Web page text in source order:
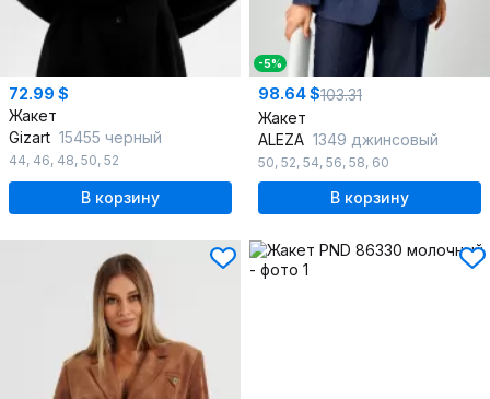
72.99 $
Жакет
Gizart 15455 черный
44, 46, 48, 50, 52
В корзину
-5%
98.64 $103.31
Жакет
ALEZA 1349 джинсовый
50, 52, 54, 56, 58, 60
В корзину